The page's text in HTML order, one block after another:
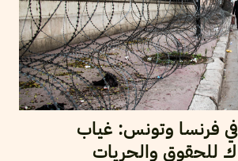
فرنسا وتونس: غياب
للحقوق والحريات